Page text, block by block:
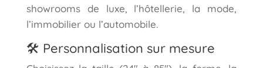
showrooms de luxe, l’hôtellerie, la mode,
l’immobilier ou l’automobile.
🛠️ Personnalisation sur mesure